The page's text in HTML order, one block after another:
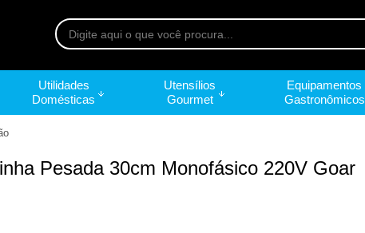
Utilidades
Domésticas
Utensílios
Gourmet
Equipamentos
Gastronômicos
Pesada 30cm Monofásico 220V Goar